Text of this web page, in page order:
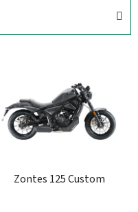
Zontes 125 Custom